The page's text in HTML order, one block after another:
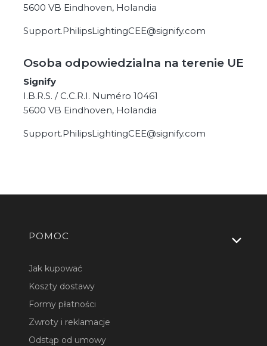
5600 VB Eindhoven, Holandia
Support.PhilipsLightingCEE@signify.com
Osoba odpowiedzialna na terenie UE
Signify
I.B.R.S. / C.C.R.I. Numéro 10461
5600 VB Eindhoven, Holandia
Support.PhilipsLightingCEE@signify.com
Linki w stopce
POMOC
Jak kupować
Koszty dostawy
Formy płatności
Zwroty i reklamacje
Odstąp od umowy